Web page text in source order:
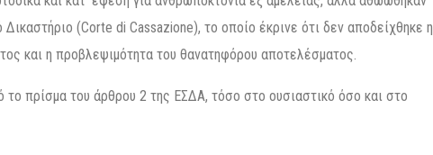
(Corte di Cassazione), το οποίο έκρινε ότι δεν αποδείχθηκε η
και η προβλεψιμότητα του θανατηφόρου αποτελέσματος.
πρίσμα του άρθρου 2 της ΕΣΔΑ, τόσο στο ουσιαστικό όσο και στο